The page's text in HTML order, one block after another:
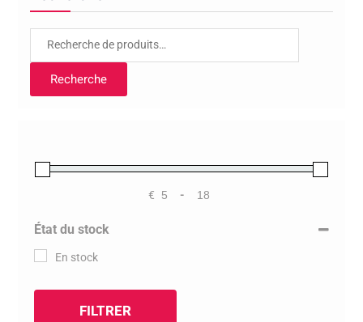
Recherche
Recherche
€ -
État du stock
En stock
FILTRER